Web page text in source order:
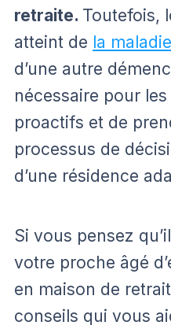
retraite. Toutefois,
atteint de la
d’une autre
nécessaire pour les
proactifs et de
processus de
d’une résidence
Si vous pensez
votre proche âgé
en maison de
conseils qui vous